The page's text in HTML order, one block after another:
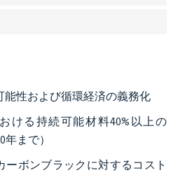
能性および循環経済の義務化
ける持続可能材料40%以上の
まで）
ーボンブラックに対するコスト